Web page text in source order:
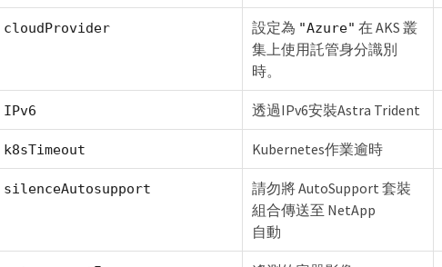
cloudProvider 設定為 "Azure" 在 AKS 叢
集上使用託管身分識別
時。
IPv6 透過IPv6安裝Astra Trident
k8sTimeout Kubernetes作業逾時
silenceAutosupport
請勿將 AutoSupport 套裝
組合傳送至 NetApp
自動